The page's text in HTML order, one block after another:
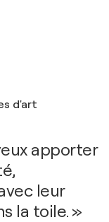
d'art
apporter
leur
la toile. »